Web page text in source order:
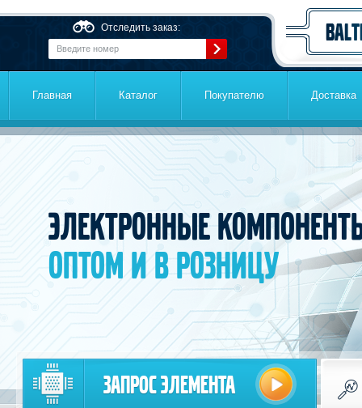
Отследить заказ:
Главная Каталог Покупателю Доставка
Электронные
оптом и в розницу
Запрос элемента